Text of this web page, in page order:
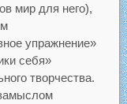
мир для него),
упражнение»
себя»
творчества.